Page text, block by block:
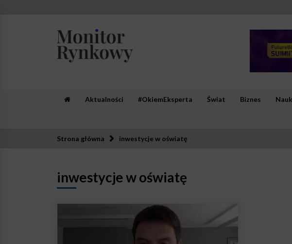
Aktualności #OkiemEksperta Świat Biznes
Strona główna inwestycje w oświatę
inwestycje w oświatę